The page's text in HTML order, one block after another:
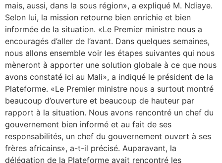
mais, aussi, dans la sous région», a expliqué M. Ndiaye.
Selon lui, la mission retourne bien enrichie et bien
informée de la situation. «Le Premier ministre nous a
encouragés d’aller de l’avant. Dans quelques semaines,
nous allons ensemble voir les étapes suivantes qui nous
mèneront à apporter une solution globale à ce que nous
avons constaté ici au Mali», a indiqué le président de la
Plateforme. «Le Premier ministre nous a surtout montré
beaucoup d’ouverture et beaucoup de hauteur par
rapport à la situation. Nous avons rencontré un chef du
gouvernement bien informé et au fait de ses
responsabilités, un chef du gouvernement ouvert à ses
frères africains», a-t-il précisé. Auparavant, la
délégation de la Plateforme avait rencontré les